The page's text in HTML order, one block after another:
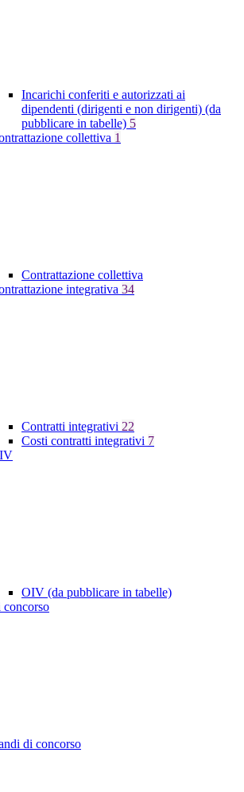
Incarichi conferiti e autorizzati ai
dipendenti (dirigenti e non dirigenti) (da
pubblicare in tabelle) 5
collettiva 1
Contrattazione collettiva
integrativa 34
Contratti integrativi 22
Costi contratti integrativi 7
OIV (da pubblicare in tabelle)
di concorso